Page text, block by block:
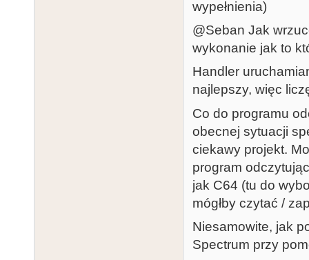
wypełnienia)
@Seban Jak
wykonanie jak to
Handler
najlepszy, więc
Co do programu
obecnej sytuacji
ciekawy projekt.
program
jak C64 (tu do
mógłby czytać /
Niesamowite, jak
Spectrum przy